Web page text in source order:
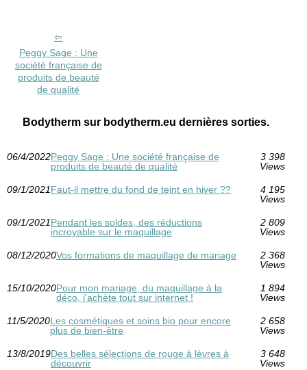
Peggy Sage : Une
société française de
produits de beauté
de qualité
Bodytherm sur bodytherm.eu dernières sorties.
06/4/2022Peggy Sage : Une société française de
produits de beauté de qualité
3 398
Views
09/1/2021Faut-il mettre du fond de teint en hiver ??
4 195
Views
09/1/2021Pendant les soldes, des réductions
incroyable sur le maquillage
2 809
Views
08/12/2020Vos formations de maquillage de mariage
2 368
Views
15/10/2020Pour mon mariage, du maquillage à la
déco, j'achète tout sur internet !
1 894
Views
11/5/2020Les cosmétiques et soins bio pour encore
plus de bien-être
2 658
Views
13/8/2019Des belles sélections de rouge à lèvres à
découvrir
3 648
Views